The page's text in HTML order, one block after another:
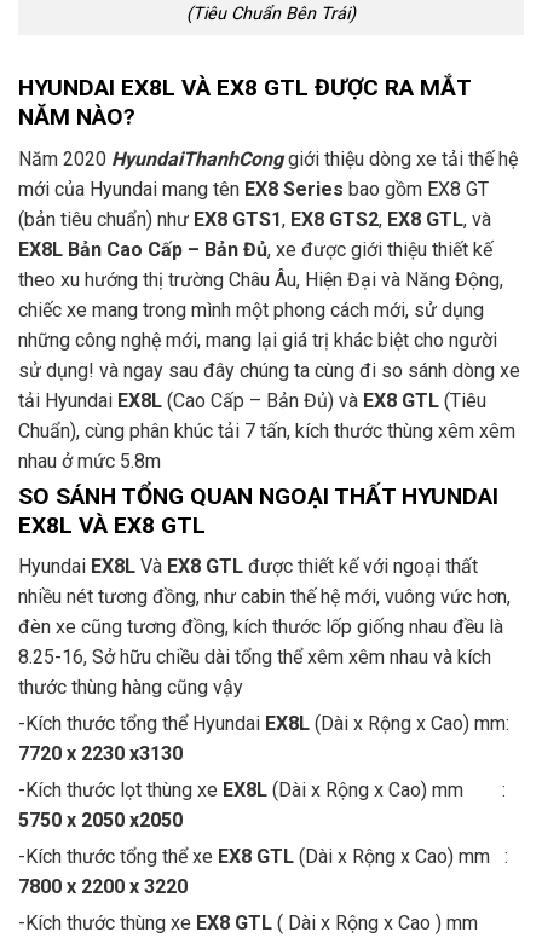
(Tiêu Chuẩn Bên Trái)
HYUNDAI EX8L VÀ EX8 GTL ĐƯỢC RA MẮT
NĂM NÀO?
Năm 2020 HyundaiThanhCong giới thiệu dòng xe tải thế hệ
mới của Hyundai mang tên EX8 Series bao gồm EX8 GT
(bản tiêu chuẩn) như EX8 GTS1, EX8 GTS2, EX8 GTL, và
EX8L Bản Cao Cấp – Bản Đủ, xe được giới thiệu thiết kế
theo xu hướng thị trường Châu Âu, Hiện Đại và Năng Động,
chiếc xe mang trong mình một phong cách mới, sử dụng
những công nghệ mới, mang lại giá trị khác biệt cho người
sử dụng! và ngay sau đây chúng ta cùng đi so sánh dòng xe
tải Hyundai EX8L (Cao Cấp – Bản Đủ) và EX8 GTL (Tiêu
Chuẩn), cùng phân khúc tải 7 tấn, kích thước thùng xêm xêm
nhau ở mức 5.8m
SO SÁNH TỔNG QUAN NGOẠI THẤT HYUNDAI
EX8L VÀ EX8 GTL
Hyundai EX8L Và EX8 GTL được thiết kế với ngoại thất
nhiều nét tương đồng, như cabin thế hệ mới, vuông vức hơn,
đèn xe cũng tương đồng, kích thước lốp giống nhau đều là
8.25-16, Sở hữu chiều dài tổng thể xêm xêm nhau và kích
thước thùng hàng cũng vậy
-Kích thước tổng thể Hyundai EX8L (Dài x Rộng x Cao) mm:
7720 x 2230 x3130
-Kích thước lọt thùng xe EX8L (Dài x Rộng x Cao) mm :
5750 x 2050 x2050
-Kích thước tổng thể xe EX8 GTL (Dài x Rộng x Cao) mm :
7800 x 2200 x 3220
-Kích thước thùng xe EX8 GTL ( Dài x Rộng x Cao ) mm